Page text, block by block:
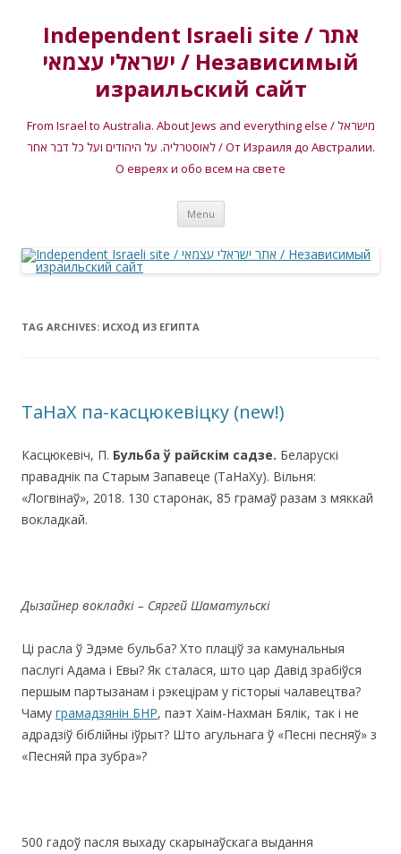
Independent Israeli site / אתר
ישראלי עצמאי / Независимый
израильский сайт
From Israel to Australia. About Jews and everything else / מישראל
לאוסטרליה. על היהודים ועל כל דבר אחר / От Израиля до Австралии.
О евреях и обо всем на свете
Menu Skip
content
TAG ARCHIVES: ИСХОД ИЗ ЕГИПТА
ТаНаХ па-касцюкевіцку (new!)
Касцюкевіч, П. Бульба ў райскім садзе. Беларускі
праваднік па Старым Запавеце (ТаНаХу). Вільня:
«Логвінаў», 2018. 130 cтаронак, 85 грамаў разам з мяккай
вокладкай.
Дызайнер вокладкі – Сяргей Шаматульскі
Ці расла ў Эдэме бульба? Хто плаціў за камунальныя
паслугі Адама і Евы? Як сталася, што цар Давід зрабіўся
першым партызанам і рэкецірам у гісторыі чалавецтва?
Чаму грамадзянін БНР, паэт Хаім-Нахман Бялік, так і не
адрадзіў біблійны іўрыт? Што агульнага ў «Песні песняў» з
«Песняй пра зубра»?
500 гадоў пасля выхаду скарынаўскага выдання